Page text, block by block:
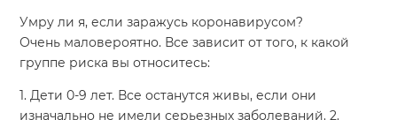
Умру ли я, если заражусь коронавирусом?
Очень маловероятно. Все зависит от того, к какой
группе риска вы относитесь:
1. Дети 0-9 лет. Все останутся живы, если они
изначально не имели серьезных заболеваний. 2.